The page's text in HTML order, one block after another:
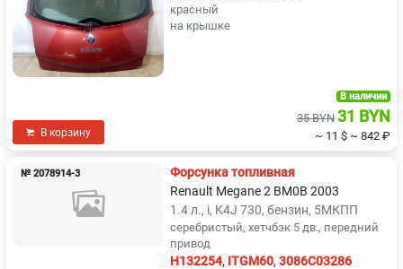
красный
на крышке
В корзину
В наличии
35 BYN 31 BYN
~ 11 $ ~ 842 ₽
№ 2078914-3
Форсунка топливная
Renault Megane 2 BM0B 2003
1.4 л., i, K4J 730, бензин, 5МКПП
серебристый, хетчбэк 5 дв., передний
привод
H132254, ITGM60, 3086C03286